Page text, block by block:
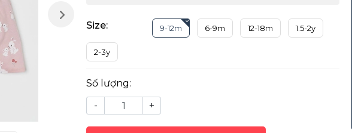
Size: 9-12m 6-9m 12-18m 1.5-2y
2-3y
Số lượng:
-
+